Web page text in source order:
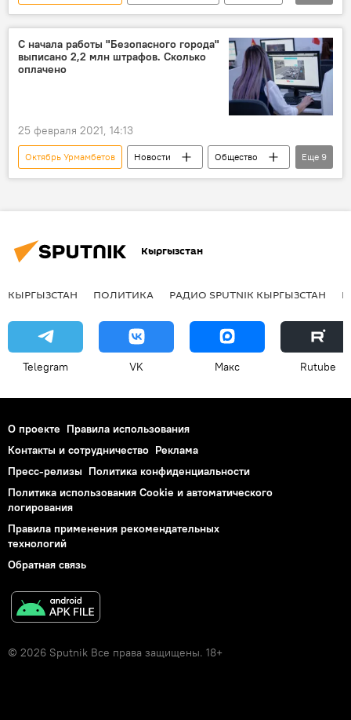
нарушение
ПДД
Главное управление по обеспечению безопасности дорожного движения (ГУОБДД)
инспектор
наказание
С начала работы "Безопасного города"
выписано 2,2 млн штрафов. Сколько
оплачено
25 февраля 2021, 14:13
Октябрь Урмамбетов Новости
Общество
Кыргызстан
Безопасный город
нарушители
Азамат Исраилов
Еще 9
Кыргызстан
КЫРГЫЗСТАН ПОЛИТИКА РАДИО SPUTNIK КЫРГЫЗСТАН
Telegram VK Макс Rutube
О проекте Правила использования
Контакты и сотрудничество Реклама
Пресс-релизы Политика конфиденциальности
Политика использования Cookie и автоматического
логирования
Правила применения рекомендательных
технологий
Обратная связь
© 2026 Sputnik Все права защищены. 18+